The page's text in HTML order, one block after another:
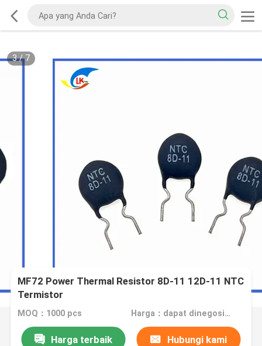
3/7
MF72 Power Thermal Resistor 8D-11 12D-11 NTC
Termistor
MOQ：1000 pcs Harga：dapat dinegosiasikan
Harga terbaik Hubungi kami